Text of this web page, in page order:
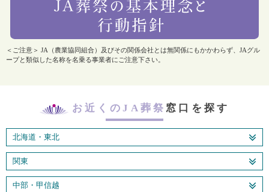
＜ご注意＞ JA（農業協同組合）及びその関係会社とは無関係にもかかわらず、JAグル
ープと類似した名称を名乗る事業者にご注意下さい。
お近くのJA葬祭 窓口を探す
北海道・東北
関東
中部・甲信越